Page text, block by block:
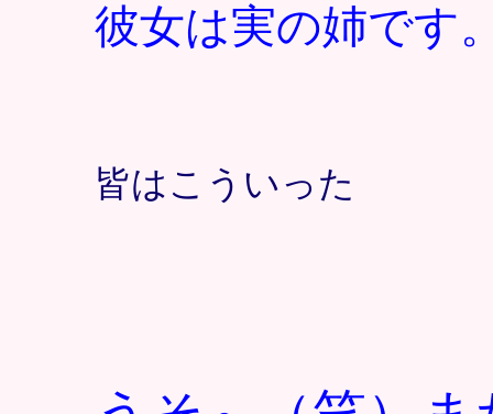
彼女は実の姉です
皆はこういった